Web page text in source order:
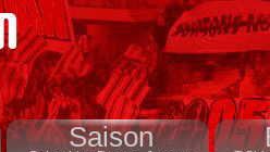
Saison